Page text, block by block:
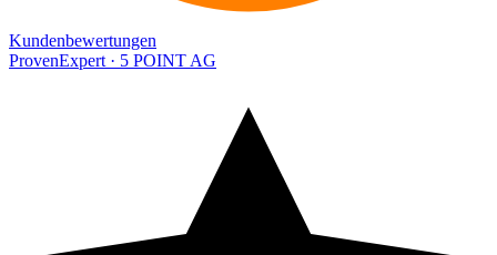
Kundenbewertungen
ProvenExpert · 5 POINT AG